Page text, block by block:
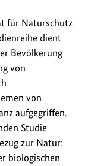
für Naturschutz
dient
Bevölkerung
von
von
aufgegriffen.
Studie
zur Natur:
biologischen